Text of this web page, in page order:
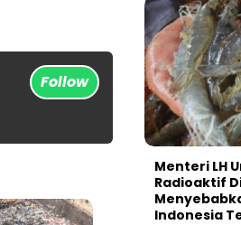
Follow
Menteri LH
Radioaktif
Indonesia